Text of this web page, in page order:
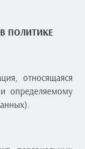
ПОЛИТИКЕ
относящаяся
определяемому